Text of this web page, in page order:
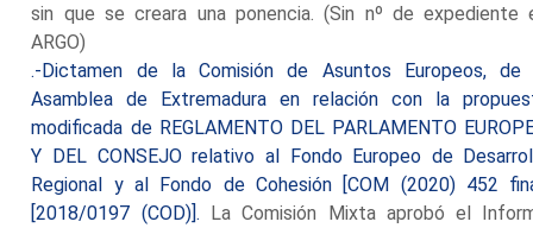
sin que se creara una ponencia. (Sin nº de expediente
ARGO)
.-Dictamen de la Comisión de Asuntos Europeos, de
Asamblea de Extremadura en relación con la
modificada de REGLAMENTO DEL PARLAMENTO
Y DEL CONSEJO relativo al Fondo Europeo de
Regional y al Fondo de Cohesión [COM (2020) 452
[2018/0197 (COD)]. La Comisión Mixta aprobó el